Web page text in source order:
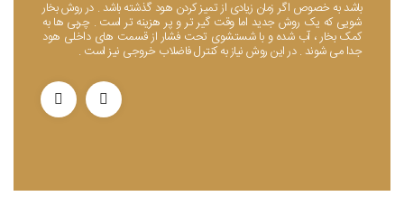
باشد به خصوص اگر زمان زیادی از تمیز کردن هود گذشته باشد . در روش بخار
شویی که یک روش جدید اما وقت گیر تر و پر هزینه تر است . چربی ها به
کمک بخار ، آب شده و با شستشوی تحت فشار از قسمت های داخلی هود
جدا می شوند . در این روش نیاز به کنترل فاضلاب خروجی نیز است .